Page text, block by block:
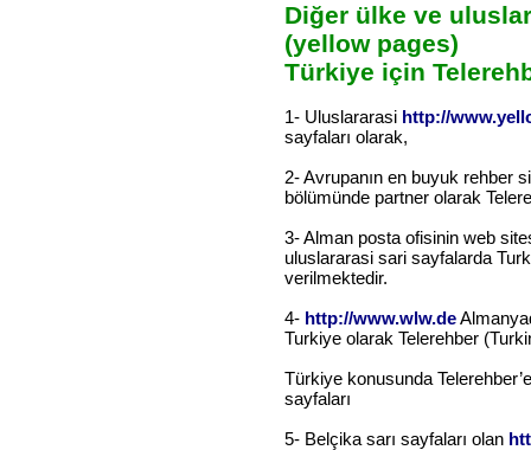
Diğer ülke ve
(yellow pages)
Türkiye için
1- Uluslararasi http://
sayfaları olarak,
2- Avrupanın en buyuk rehber
bölümünde partner olarak
3- Alman posta ofisinin web
uluslararasi sari sayfalarda
verilmektedir.
4- http://www.wlw.de
Turkiye olarak Telerehber
Türkiye konusunda
sayfaları
5- Belçika sarı sayfaları olan